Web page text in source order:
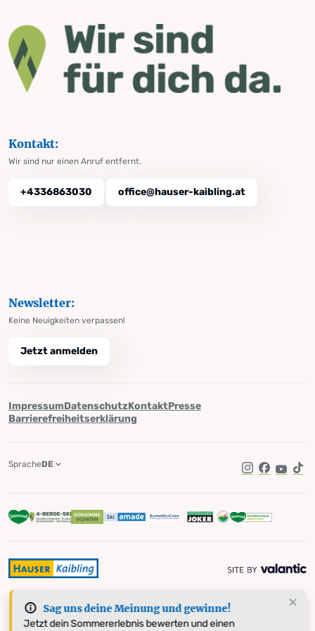
Sag uns deine Meinung und gewinne!
Jetzt dein Sommererlebnis bewerten und einen
Kontakt:
Wir sind nur einen Anruf entfernt.
+4336863030 office@hauser-kaibling.at
Newsletter:
Keine Neuigkeiten verpassen!
Jetzt anmelden
ImpressumDatenschutzKontaktPresse
Barrierefreiheitserklärung
Instagram
Facebook
SpracheDE